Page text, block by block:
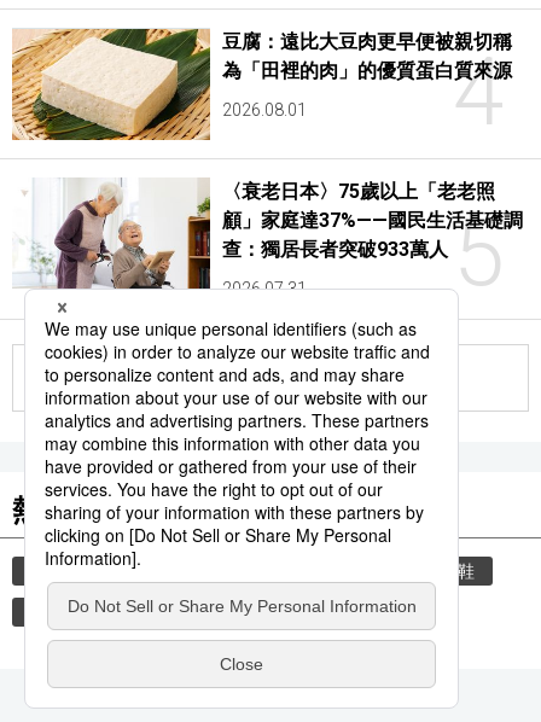
4
豆腐：遠比大豆肉更早便被親切稱
為「田裡的肉」的優質蛋白質來源
2026.08.01
5
〈衰老日本〉75歲以上「老老照
顧」家庭達37%——國民生活基礎調
查：獨居長者突破933萬人
2026.07.31
更多
熱門關鍵詞
教育 住宅 脫鞋
觀光旅遊 國際 運動